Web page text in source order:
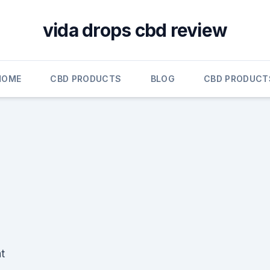
vida drops cbd review
CBD PRODUCTS BLOG CBD